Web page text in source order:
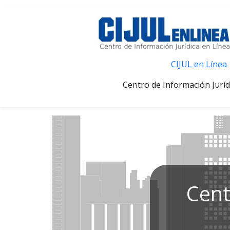
CIJUL en Línea
Centro de Información